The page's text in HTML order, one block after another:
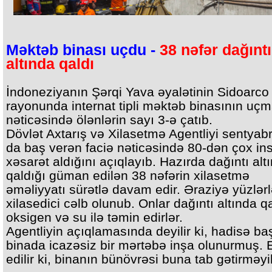
Məktəb binası uçdu - 38 nəfər
altında qaldı
İndoneziyanın Şərqi Yava əyalətinin Sidoarco
rayonunda internat tipli məktəb binasının
nəticəsində ölənlərin sayı 3-ə çatıb.
Dövlət Axtarış və Xilasetmə Agentliyi
da baş verən faciə nəticəsində 80-dən çox
xəsarət aldığını açıqlayıb. Hazırda dağıntı
qaldığı güman edilən 38 nəfərin xilasetmə
əməliyyatı sürətlə davam edir. Əraziyə
xilasedici cəlb olunub. Onlar dağıntı altında
oksigen və su ilə təmin edirlər.
Agentliyin açıqlamasında deyilir ki, hadisə
binada icazəsiz bir mərtəbə inşa olunurmuş.
edilir ki, binanın bünövrəsi buna tab